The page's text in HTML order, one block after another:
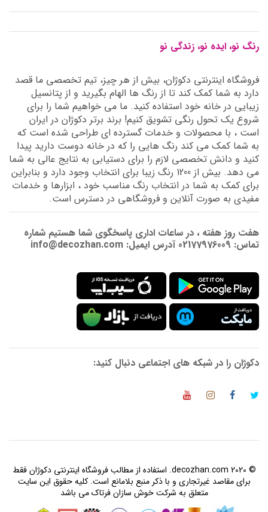
رنگ نو، ایده نو، زندگی نو
فروشگاه اینترنتی دکوژان، بیش از هر چیز، تیم تخصصی ما قصد
دارد به شما کمک کند تا از رنگ ها الهام بگیرید و از پتانسیل
زیبایی در خانه خود استفاده کنید. ما می خواهیم شما را برای
شروع یک تحول رنگی تشویق کنیم! برند برتر دکوژان در ایران
است ، با محصولات و خدمات گسترده ای طراحی شده است که
به شما کمک می کند رنگ هایی را که در خانه دوست دارید پیدا
کنید و دانش تخصصی لازم را برای دستیابی به نتایج عالی به شما
می دهد. بیش از 1200 رنگ زیبا برای انتخاب وجود دارد و بنابراین
برای کمک به شما در انتخاب رنگ مناسب خود ، ابزارها و خدمات
مفیدی به صورت آنلاین و فروشگاهی در دسترس است.
هفت روز هفته ، در ساعات اداری پاسخگوی شما هستیم شماره
تماس: 02177976009 آدرس ایمیل: info@decozhan.com
دکوژان را در شبکه های اجتماعی دنبال کنید:
© 2020 decozhan.com. استفاده از مطالب فروشگاه اینترنتی دکوژان فقط
برای مقاصد غیرتجاری و با ذکر منبع بلامانع است. کلیه حقوق این سایت
متعلق به شرکت خوش سازان فرتاک می باشد